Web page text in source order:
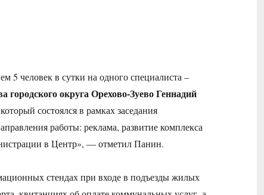
5 человек в сутки на одного специалиста –
городского округа Орехово-Зуево Геннадий
состоялся в рамках заседания
работы: реклама, развитие комплекса
в Центр», — отметил Панин.
стендах при входе в подъезды жилых